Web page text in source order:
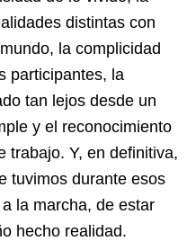
distintas con
la complicidad
participantes, la
tan lejos desde un
y el reconocimiento
trabajo. Y, en definitiva,
tuvimos durante esos
la marcha, de estar
hecho realidad.